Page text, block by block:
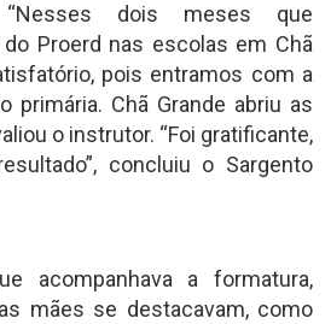
dois meses que
Proerd nas escolas em Chã
pois entramos com a
primária. Chã Grande abriu as
o instrutor. “Foi gratificante,
concluiu o Sargento
acompanhava a formatura,
mães se destacavam, como